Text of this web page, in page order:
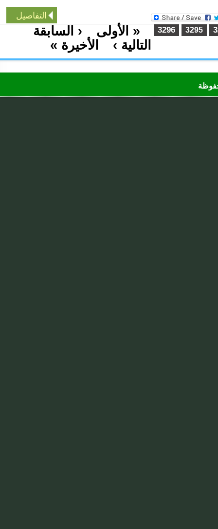
التفاصيل
« الأولى ‹ السابقة 3295
3296
التالية › الأخيرة »